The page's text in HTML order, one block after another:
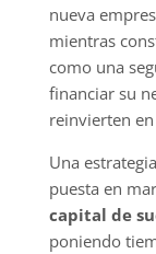
nueva
mientras
como una
financiar su
reinvierten
Una
puesta en
capital de
poniendo